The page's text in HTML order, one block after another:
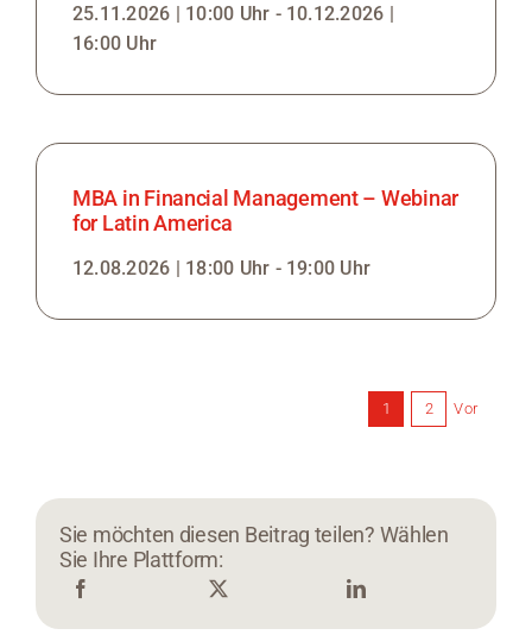
25.11.2026 | 10:00 Uhr - 10.12.2026 |
16:00 Uhr
MBA in Financial Management – Webinar
for Latin America
12.08.2026 | 18:00 Uhr - 19:00 Uhr
1 2 Vor
Sie möchten diesen Beitrag teilen? Wählen
Sie Ihre Plattform: